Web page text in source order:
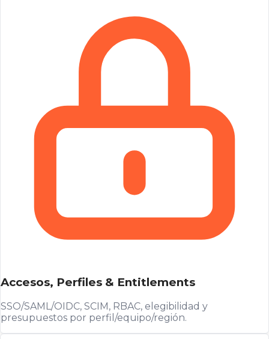
Accesos, Perfiles & Entitlements
SSO/SAML/OIDC, SCIM, RBAC, elegibilidad y
presupuestos por perfil/equipo/región.